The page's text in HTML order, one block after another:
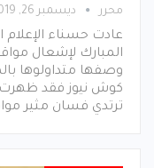
محرر ديسمبر 26, 2019
عادت حسناء الإعلام
المبارك لإشعال
وصفها متداولوها
كوش نيوز فقد
ترتدي فسان مثير